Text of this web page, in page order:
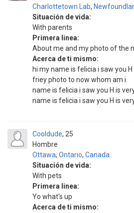
Charlottetown Lab,
Situación de vida:
With parents
Primera linea:
About me and my photo of the
Acerca de ti mismo:
hi my name is felicia i saw you
friey photo to now whom am i.
name is felicia i saw you H is
name is felicia i saw you H is
Cooldude
Hombre
25
Ottawa, Ontario, Canada
Situación de vida:
With pets
Primera linea:
Yo what's up
Acerca de ti mismo: